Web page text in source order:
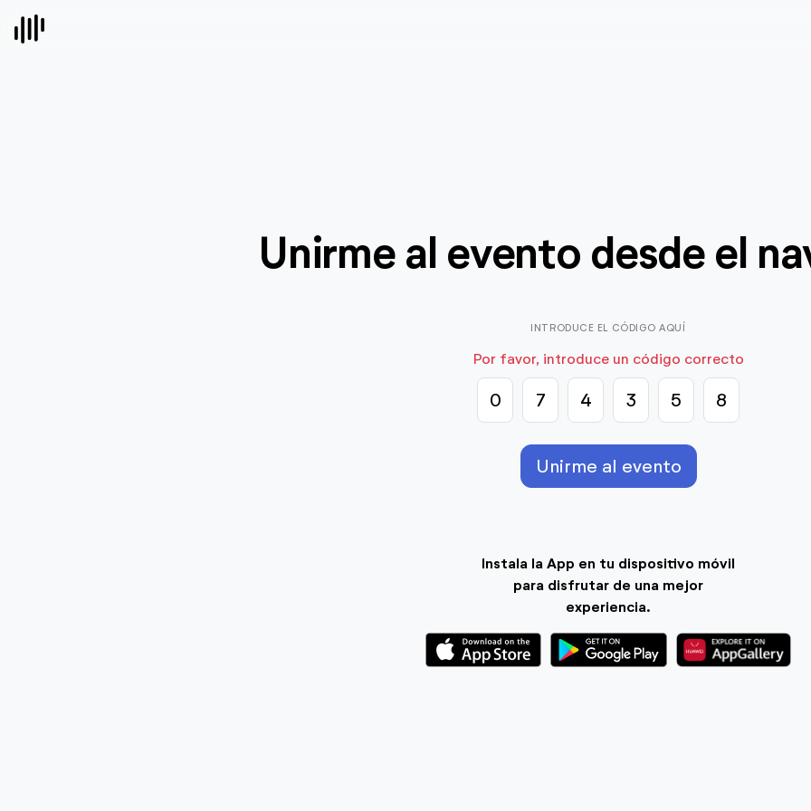
Unirme al evento desde el
INTRODUCE EL CÓDIGO AQUÍ
Por favor, introduce un código correcto
Unirme al evento
Instala la App en tu dispositivo móvil
para disfrutar de una mejor
experiencia.